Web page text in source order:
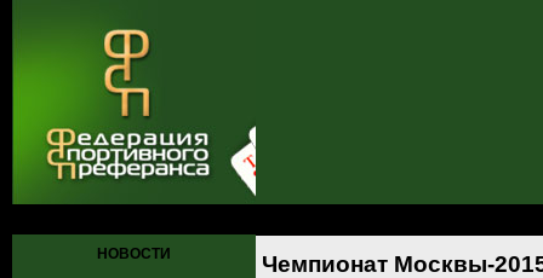
НОВОСТИ Чемпионат Москвы-